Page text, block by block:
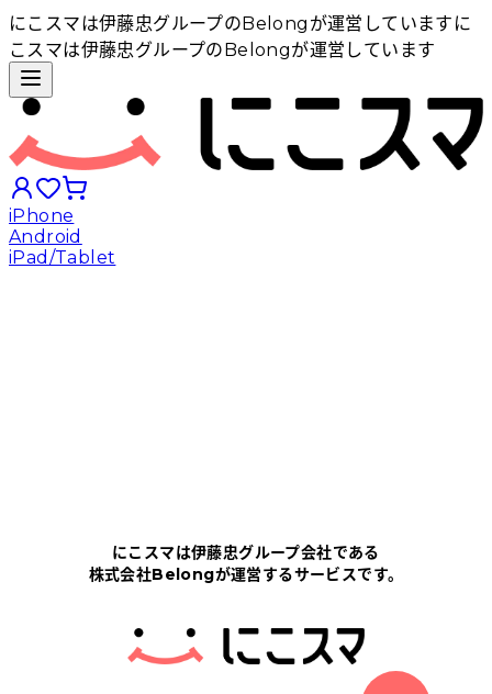
にこスマは伊藤忠グループのBelongが運営しています に
こスマは伊藤忠グループのBelongが運営しています
iPhone
Android
iPad/Tablet
にこスマについて
サポートセンター
にこスマは伊藤忠グループ会社である
株式会社Belongが運営するサービスです。